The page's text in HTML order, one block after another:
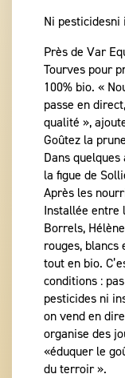
Ni pesticidesni
Près de Var
Tourves pour
100% bio. «
passe en
qualité »,
Goûtez la
Dans
la figue de
Après les
Installée entre
Borrels,
rouges, blancs
tout en bio.
conditions :
pesticides ni
on vend en
organise des
«éduquer le
du terroir ».